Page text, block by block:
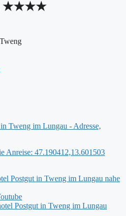
★★★★
Anreise: 47.190412,13.601503